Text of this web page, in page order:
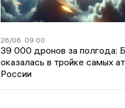
26/06 09:00
39 000 дронов за полгода:
оказалась в тройке самых
России